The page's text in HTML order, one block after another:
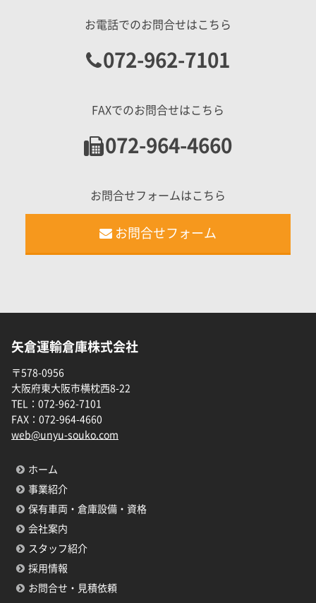
お電話でのお問合せはこちら
072-962-7101
FAXでのお問合せはこちら
072-964-4660
お問合せフォームはこちら
お問合せフォーム
矢倉運輸倉庫株式会社
〒578-0956
大阪府東大阪市横枕西8-22
TEL： 072-962-7101
FAX： 072-964-4660
web@unyu-souko.com
ホーム
事業紹介
保有車両・倉庫設備・資格
会社案内
スタッフ紹介
採用情報
お問合せ・見積依頼